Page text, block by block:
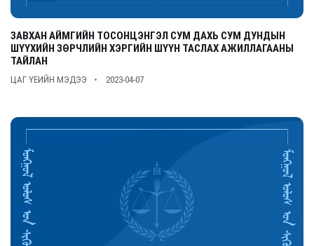
ЗАВХАН АЙМГИЙН ТОСОНЦЭНГЭЛ СУМ ДАХЬ СУМ ДУНДЫН
ШҮҮХИЙН ЗӨРЧЛИЙН ХЭРГИЙН ШҮҮН ТАСЛАХ АЖИЛЛАГААНЫ
ТАЙЛАН
ЦАГ ҮЕИЙН МЭДЭЭ 2023-04-07